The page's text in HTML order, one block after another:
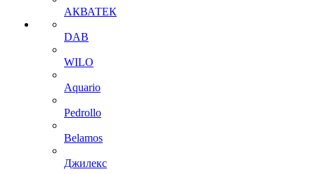
АКВАТЕК
DAB
WILO
Aquario
Pedrollo
Belamos
Джилекс